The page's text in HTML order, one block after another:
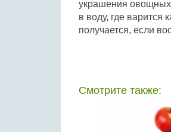
украшения овощных
в воду, где варится
получается, если
Смотрите также: